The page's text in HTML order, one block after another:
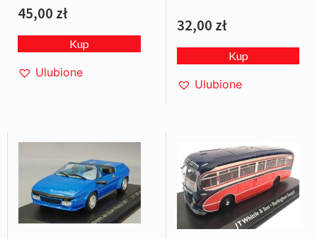
45,00 zł
Kup
Ulubione
32,00 zł
Kup
Ulubione